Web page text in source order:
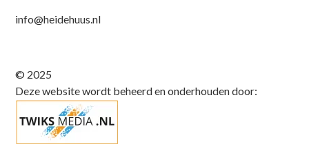
Subsidiary
info@heidehuus.nl
© 2025
Deze website wordt beheerd en onderhouden door: